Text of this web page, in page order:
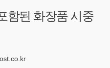
함된 화장품 시중